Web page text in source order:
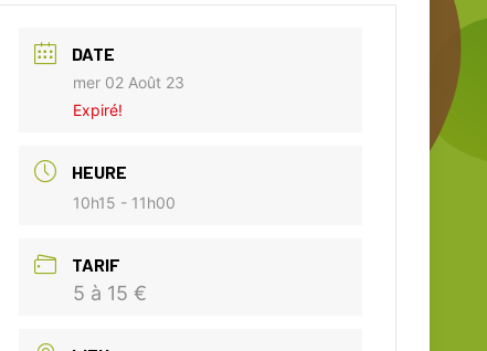
DATE
mer 02 Août 23
Expiré!
HEURE
10h15 - 11h00
TARIF
5 à 15 €